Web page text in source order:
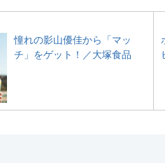
憧れの影山優佳から「マッ
チ」をゲット！／大塚食品